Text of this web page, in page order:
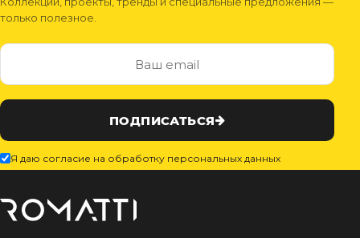
только полезное.
ПОДПИСАТЬСЯ
Я даю согласие на обработку персональных данных